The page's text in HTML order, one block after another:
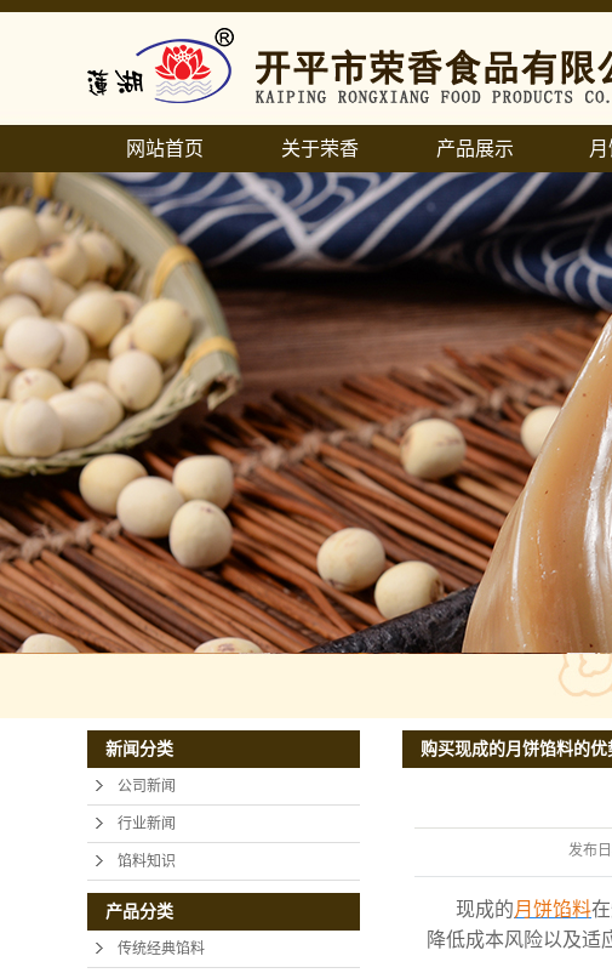
网站首页 关于荣香
公司简介
联系我们
生产设备
月饼代加工中心
产品系列
产品展示
传统经典馅料
风味水果馅料
特色冬瓜翅馅料
特色馅料
产品列表
新闻分类
公司新闻
行业新闻
馅料知识
产品分类
传统经典馅料
购买现成的月饼馅料的优
发布日
现成的月饼馅料
降低成本风险以及适